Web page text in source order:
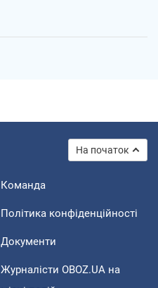
На початок
Команда
Політика конфіденційності
Документи
Журналісти OBOZ.UA на